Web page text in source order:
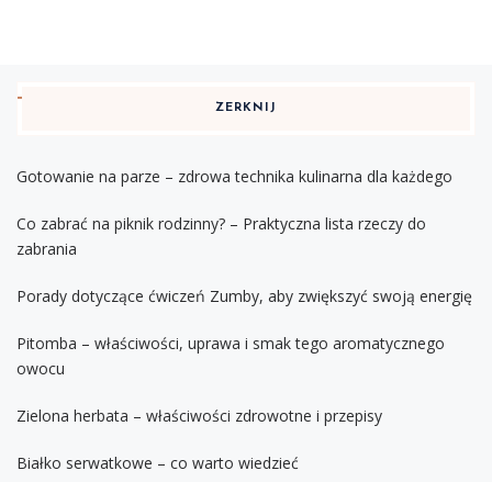
ZERKNIJ
Gotowanie na parze – zdrowa technika kulinarna dla każdego
Co zabrać na piknik rodzinny? – Praktyczna lista rzeczy do
zabrania
Porady dotyczące ćwiczeń Zumby, aby zwiększyć swoją energię
Pitomba – właściwości, uprawa i smak tego aromatycznego
owocu
Zielona herbata – właściwości zdrowotne i przepisy
Białko serwatkowe – co warto wiedzieć